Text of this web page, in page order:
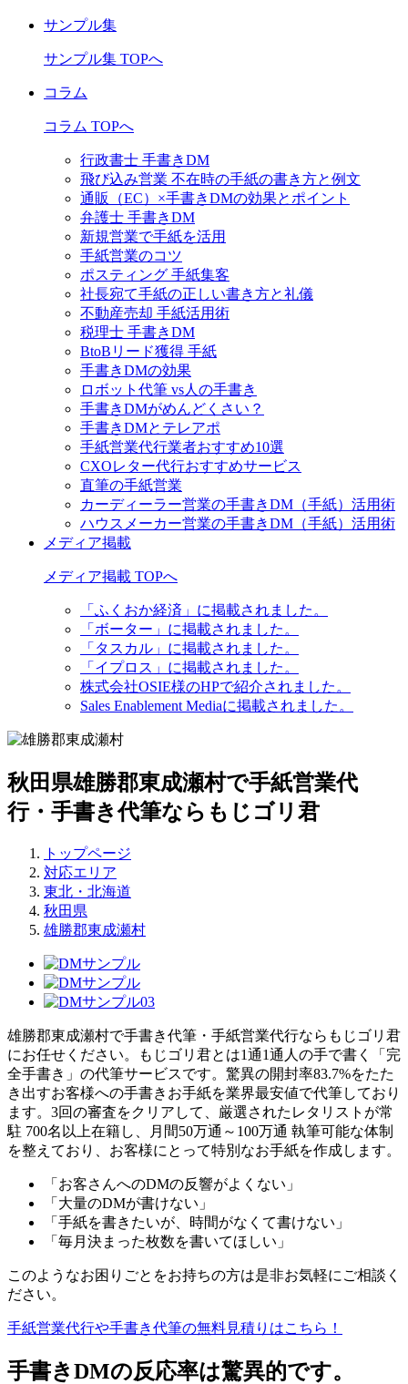
サンプル集
サンプル集 TOPへ
コラム
コラム TOPへ
行政書士 手書きDM
飛び込み営業 不在時の手紙の書き方と例文
通販（EC）×手書きDMの効果とポイント
弁護士 手書きDM
新規営業で手紙を活用
手紙営業のコツ
ポスティング 手紙集客
社長宛て手紙の正しい書き方と礼儀
不動産売却 手紙活用術
税理士 手書きDM
BtoBリード獲得 手紙
手書きDMの効果
ロボット代筆 vs人の手書き
手書きDMがめんどくさい？
手書きDMとテレアポ
手紙営業代行業者おすすめ10選
CXOレター代行おすすめサービス
直筆の手紙営業
カーディーラー営業の手書きDM（手紙）活用術
ハウスメーカー営業の手書きDM（手紙）活用術
メディア掲載
メディア掲載 TOPへ
「ふくおか経済」に掲載されました。
「ボーター」に掲載されました。
「タスカル」に掲載されました。
「イプロス」に掲載されました。
株式会社OSIE様のHPで紹介されました。
Sales Enablement Mediaに掲載されました。
秋田県雄勝郡東成瀬村で手紙営業代
行・手書き代筆ならもじゴリ君
トップページ
対応エリア
東北・北海道
秋田県
雄勝郡東成瀬村
雄勝郡東成瀬村で手書き代筆・手紙営業代行ならもじゴリ君
にお任せください。もじゴリ君とは1通1通人の手で書く「完
全手書き」の代筆サービスです。驚異の開封率83.7%をたた
き出すお客様への手書きお手紙を業界最安値で代筆しており
ます。3回の審査をクリアして、厳選されたレタリストが常
駐 700名以上在籍し、月間50万通～100万通 執筆可能な体制
を整えており、お客様にとって特別なお手紙を作成します。
「お客さんへのDMの反響がよくない」
「大量のDMが書けない」
「手紙を書きたいが、時間がなくて書けない」
「毎月決まった枚数を書いてほしい」
このようなお困りごとをお持ちの方は是非お気軽にご相談く
ださい。
手紙営業代行や手書き代筆の無料見積りはこちら！
手書きDMの反応率は驚異的です。